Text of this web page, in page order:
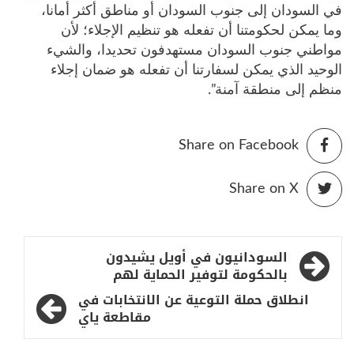
في السودان إلى جنوب السودان أو مناطق أكثر أمانا،
وما يمكن لحكومتنا أن تفعله هو تنظيم الإجلاء؛ لأن
مواطني جنوب السودان مستهدفون تحديدا، والشيء
الوحيد الذي يمكن لسفارتنا أن تفعله هو ضمان إجلاء
منظم إلى منطقة آمنة”.
Share on Facebook
Share on X
تصفّح
المقالات
السودانيون في أويل يشيدون
بالحكومة لتوفير الحماية لهم
انطلاق حملة التوعية عن الانتخابات في
مقاطعة ياي